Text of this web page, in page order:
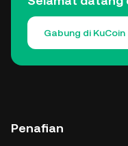
Gabung di KuCoin
Penafian